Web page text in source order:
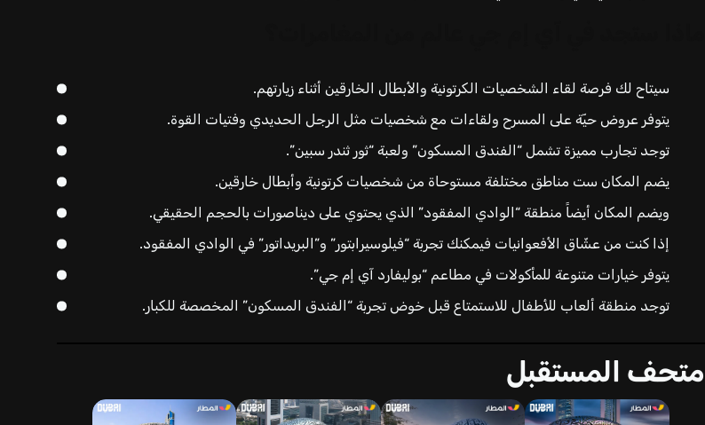
سيتاح لك فرصة لقاء الشخصيات الكرتونية والأبطال الخارقين أثناء زيارتهم.
يتوفر عروض حيّة على المسرح ولقاءات مع شخصيات مثل الرجل الحديدي وفتيات القوة.
توجد تجارب مميزة تشمل “الفندق المسكون” ولعبة “ثور ثندر سبين”.
يضم المكان ست مناطق مختلفة مستوحاة من شخصيات كرتونية وأبطال خارقين.
ويضم المكان أيضاً منطقة “الوادي المفقود” الذي يحتوي على ديناصورات بالحجم الحقيقي.
إذا كنت من عشّاق الأفعوانيات فيمكنك تجربة “فيلوسيرابتور” و”البريداتور” في الوادي المفقود.
يتوفر خيارات متنوعة للمأكولات في مطاعم “بوليفارد آي إم جي”.
توجد منطقة ألعاب للأطفال للاستمتاع قبل خوض تجربة “الفندق المسكون” المخصصة للكبار.
متحف المستقبل